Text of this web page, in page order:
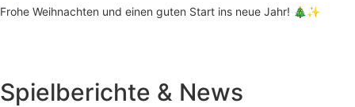
Frohe Weihnachten und einen guten Start ins neue Jahr! 🎄✨
Spielberichte & News